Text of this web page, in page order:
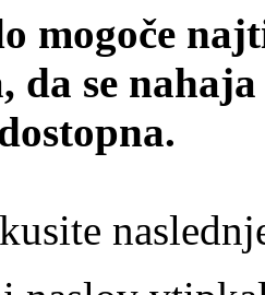
mogoče
da se